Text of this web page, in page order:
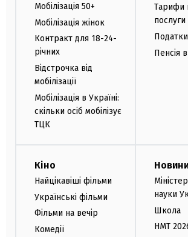
Мобілізація 50+
Мобілізація жінок
Контракт для 18-24-
річних
Відстрочка від
мобілізації
Мобілізація в Україні:
скільки осіб мобілізує
ТЦК
Тарифи
послуги
Податки
Пенсія
Кіно
Найцікавіші фільми
Українські фільми
Фільми на вечір
Комедії
науки
Школа
НМТ